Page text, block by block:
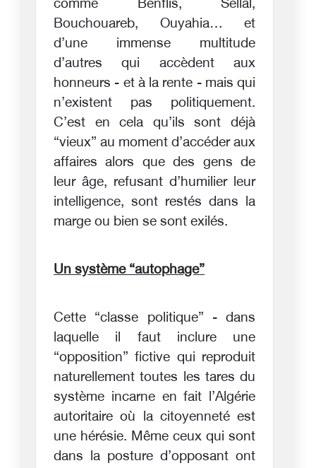
comme Benflis, Sellal,
Bouchouareb, Ouyahia… et
d’une immense multitude
d’autres qui accèdent aux
honneurs - et à la rente - mais qui
n’existent pas politiquement.
C’est en cela qu’ils sont déjà
“vieux” au moment d’accéder aux
affaires alors que des gens de
leur âge, refusant d’humilier leur
intelligence, sont restés dans la
marge ou bien se sont exilés.
Un système “autophage”
Cette “classe politique” - dans
laquelle il faut inclure une
“opposition” fictive qui reproduit
naturellement toutes les tares du
système incarne en fait l’Algérie
autoritaire où la citoyenneté est
une hérésie. Même ceux qui sont
dans la posture d’opposant ont